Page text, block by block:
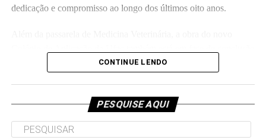
dedicação e compromisso ao longo dos últimos oito anos.
e deve ser entregue em breve.CONTINUE LENDO
PESQUISE AQUI